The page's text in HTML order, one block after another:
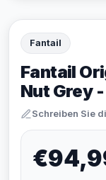
Fantail
Fantail
Nut Grey
Schreiben Sie